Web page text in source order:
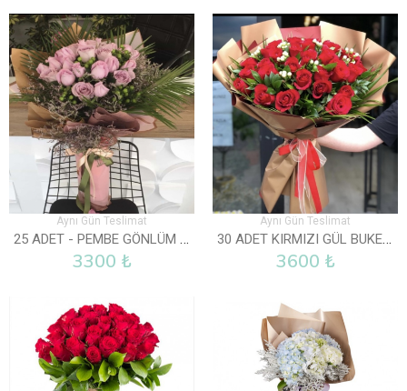
Aynı Gün Teslimat
25 ADET - PEMBE GÖNLÜM SENDE
3300 ₺
Aynı Gün Teslimat
30 ADET KIRMIZI GÜL BUKETI
3600 ₺